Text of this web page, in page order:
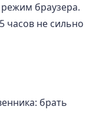
браузера.
часов не сильно
брать